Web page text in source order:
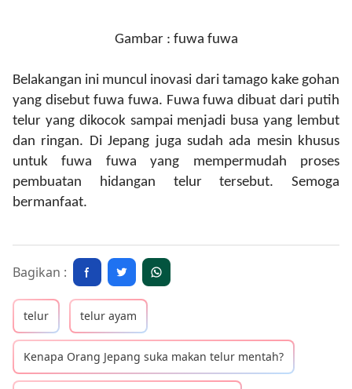
Gambar : fuwa fuwa
Belakangan ini muncul inovasi dari tamago kake gohan
yang disebut fuwa fuwa. Fuwa fuwa dibuat dari putih
telur yang dikocok sampai menjadi busa yang lembut
dan ringan. Di Jepang juga sudah ada mesin khusus
untuk fuwa fuwa yang mempermudah proses
pembuatan hidangan telur tersebut. Semoga
bermanfaat.
Bagikan :
telur telur ayam
Kenapa Orang Jepang suka makan telur mentah?